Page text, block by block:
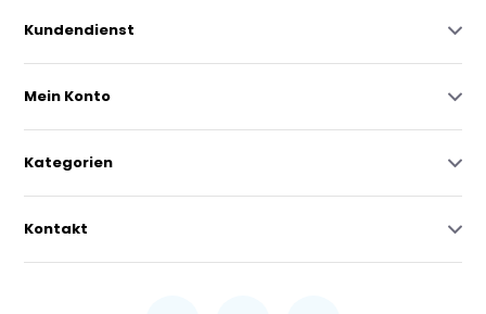
Kundendienst
Mein Konto
Kategorien
Kontakt